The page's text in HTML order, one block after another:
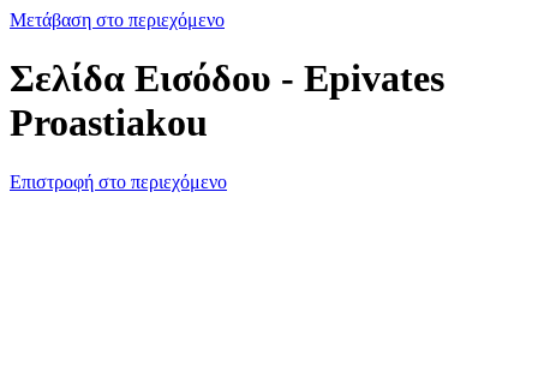
Μετάβαση στο περιεχόμενο
Σελίδα Εισόδου - Epivates
Proastiakou
Επιστροφή στο περιεχόμενο